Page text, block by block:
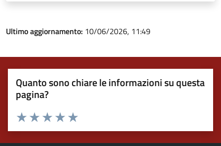
Ultimo aggiornamento: 10/06/2026, 11:49
Quanto sono chiare le informazioni su questa
pagina?
Valuta 5 stelle su 5
Valuta 4 stelle su 5
Valuta 3 stelle su 5
Valuta 2 stelle su 5
Valuta 1 stelle su 5